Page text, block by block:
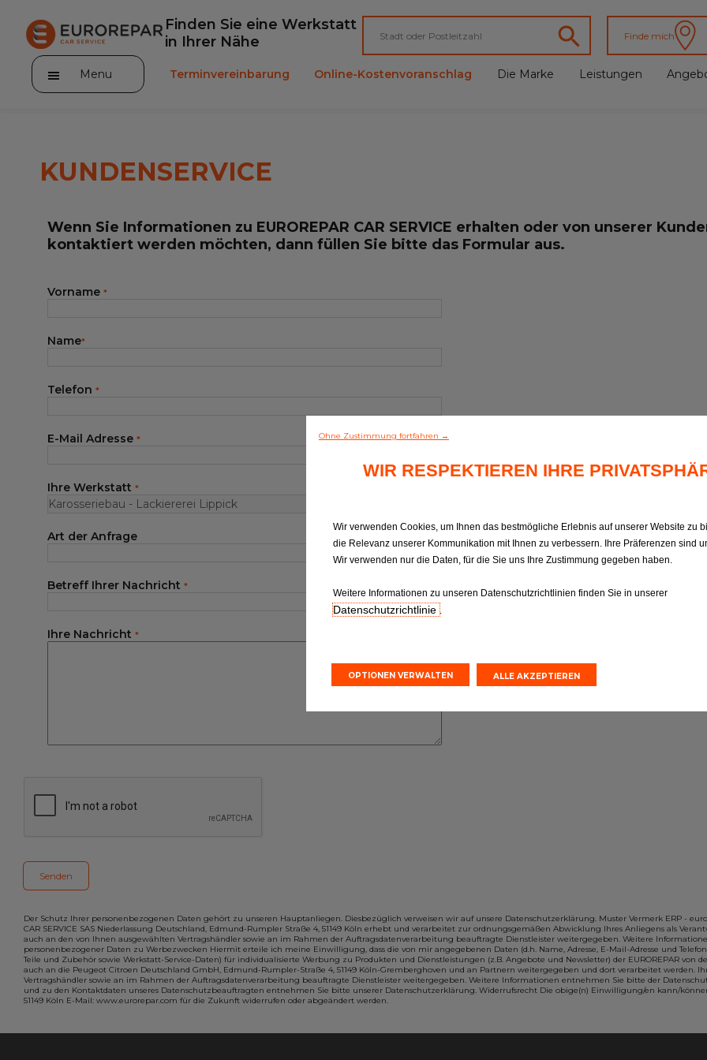
Finden Sie eine Werkstatt
in Ihrer Nähe
Finde mich
Menu
Leistungen
Unser Sortiment EUROREPAR
Terminvereinbarung Online-Kostenvoranschlag Die Marke Leistungen
KUNDENSERVICE
Wenn Sie Informationen zu EUROREPAR CAR SERVICE erhalten oder von unserer
kontaktiert werden möchten, dann füllen Sie bitte das Formular aus.
Vorname *
Name*
Telefon *
E-Mail Adresse *
Ihre Werkstatt *
Art der Anfrage
Betreff Ihrer Nachricht *
Ihre Nachricht *
Der Schutz Ihrer personenbezogenen Daten gehört zu unseren Hauptanliegen. Diesbezüglich verweisen wir auf unsere Datenschutzerklärung. Muster Vermerk ERP -
CAR SERVICE SAS Niederlassung Deutschland, Edmund-Rumpler Straße 4, 51149 Köln erhebt und verarbeitet zur ordnungsgemäßen Abwicklung Ihres Anliegens als
auch an den von Ihnen ausgewählten Vertragshändler sowie an im Rahmen der Auftragsdatenverarbeitung beauftragte Dienstleister weitergegeben. Weitere
personenbezogener Daten zu Werbezwecken Hiermit erteile ich meine Einwilligung, dass die von mir angegebenen Daten (d.h. Name, Adresse, E-Mail-Adresse und
Teile und Zubehör sowie Werkstatt-Service-Daten) für individualisierte Werbung zu Produkten und Dienstleistungen (z.B. Angebote und Newsletter) der EUROREPAR von
auch an die Peugeot Citroen Deutschland GmbH, Edmund-Rumpler-Straße 4, 51149 Köln-Gremberghoven und an Partnern weitergegeben und dort verarbeitet werden.
Vertragshändler sowie an im Rahmen der Auftragsdatenverarbeitung beauftragte Dienstleister weitergegeben. Weitere Informationen entnehmen Sie bitte der
und zu den Kontaktdaten unseres Datenschutzbeauftragten entnehmen Sie bitte unserer Datenschutzerklärung. Widerrufsrecht Die obige(n) Einwilligung/en kann/
51149 Köln E-Mail: www.eurorepar.com für die Zukunft widerrufen oder abgeändert werden.
Ohne Zustimmung fortfahren →
WIR RESPEKTIEREN IHRE
Wir verwenden Cookies, um Ihnen das bestmögliche Erlebnis auf unserer Website zu
die Relevanz unserer Kommunikation mit Ihnen zu verbessern. Ihre Präferenzen sind
Wir verwenden nur die Daten, für die Sie uns Ihre Zustimmung gegeben haben.
Weitere Informationen zu unseren Datenschutzrichtlinien finden Sie in unserer
Datenschutzrichtlinie .
OPTIONEN VERWALTEN ALLE AKZEPTIEREN